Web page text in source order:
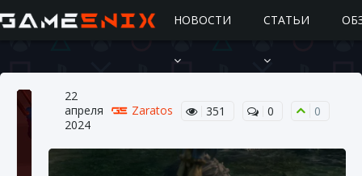
НОВОСТИ СТАТЬИ
22
апреля
2024
Zaratos 351 0 0